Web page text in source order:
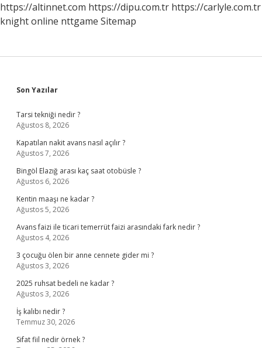
https://altinnet.com https://dipu.com.tr https://carlyle.com.tr
knight online nttgame Sitemap
Sidebar
Son Yazılar
Tarsi tekniği nedir ?
Ağustos 8, 2026
Kapatılan nakit avans nasıl açılır ?
Ağustos 7, 2026
Bingöl Elazığ arası kaç saat otobüsle ?
Ağustos 6, 2026
Kentin maaşı ne kadar ?
Ağustos 5, 2026
Avans faizi ile ticari temerrüt faizi arasındaki fark nedir ?
Ağustos 4, 2026
3 çocuğu ölen bir anne cennete gider mi ?
Ağustos 3, 2026
2025 ruhsat bedeli ne kadar ?
Ağustos 3, 2026
İş kalıbı nedir ?
Temmuz 30, 2026
Sifat fiil nedir örnek ?